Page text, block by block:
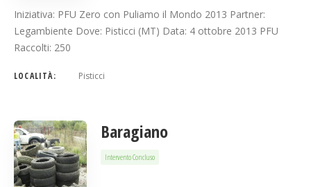
Iniziativa: PFU Zero con Puliamo il Mondo 2013 Partner:
Legambiente Dove: Pisticci (MT) Data: 4 ottobre 2013 PFU
Raccolti: 250
LOCALITÀ: Pisticci
Baragiano
Intervento Concluso